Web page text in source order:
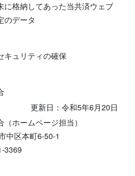
に格納してあった当共済ウェブ
のデータ
キュリティの確保
更新日：令和5年6月20日
ホームページ担当）
区本町6-50-1
3369